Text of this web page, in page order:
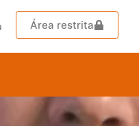
Área restrita